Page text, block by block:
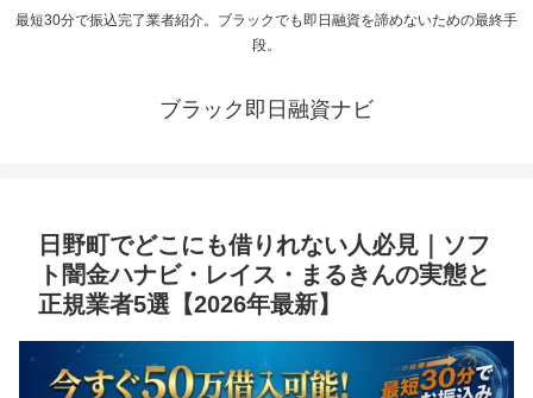
最短30分で振込完了業者紹介。ブラックでも即日融資を諦めないための最終手
段。
ブラック即日融資ナビ
日野町でどこにも借りれない人必見｜ソフ
ト闇金ハナビ・レイス・まるきんの実態と
正規業者5選【2026年最新】